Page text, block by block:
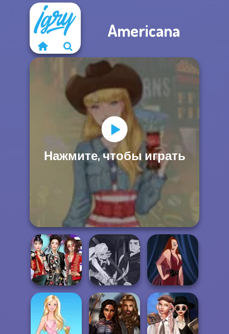
Americana
Нажмите, чтобы играть
K-Pop Girls Dress
Up Challenge
Manga Creator
Vampire Hunter
P...
Pin-up Jessica